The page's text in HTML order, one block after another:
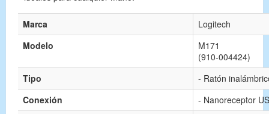
Marca
Logitech
Modelo
M171
(910-004424)
Tipo
- Ratón
Conexión
- Nanoreceptor